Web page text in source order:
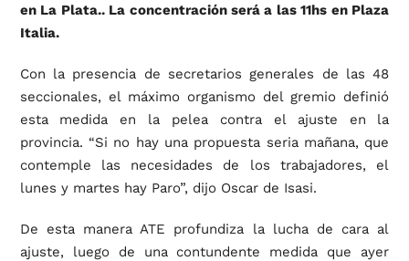
en La Plata.. La concentración será a las 11hs en Plaza
Italia.
Con la presencia de secretarios generales de las 48
seccionales, el máximo organismo del gremio definió
esta medida en la pelea contra el ajuste en la
provincia. “Si no hay una propuesta seria mañana, que
contemple las necesidades de los trabajadores, el
lunes y martes hay Paro”, dijo Oscar de Isasi.
De esta manera ATE profundiza la lucha de cara al
ajuste, luego de una contundente medida que ayer